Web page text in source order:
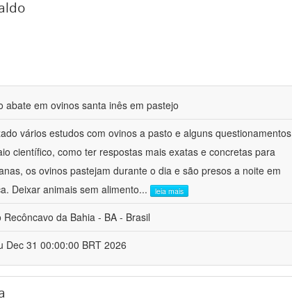
abate em ovinos santa inês em pastejo
vários estudos com ovinos a pasto e alguns questionamentos
científico, como ter respostas mais exatas e concretas para
os ovinos pastejam durante o dia e são presos a noite em
Deixar animais sem alimento... leia mais
da Bahia - BA - Brasil
Dec 31 00:00:00 BRT 2026